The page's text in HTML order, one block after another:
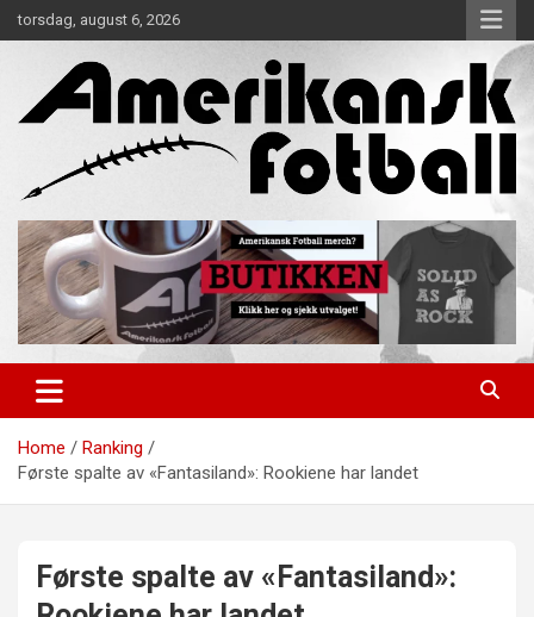
Skip
to
torsdag, august 6, 2026
Amerikansk Fotball
Home
Ranking
Første spalte av «Fantasiland»: Rookiene har landet
Første spalte av «Fantasiland»: